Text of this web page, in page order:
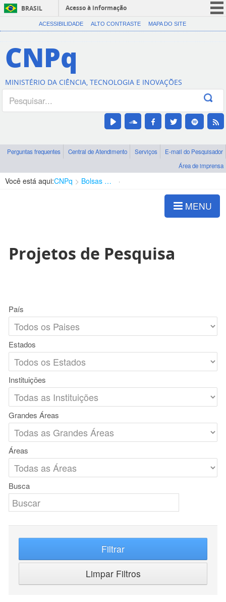
BRASIL
Acesso à informação
CORONAVÍRUS (COVID-19)
Canais
ACESSIBILIDADE ALTO CONTRASTE MAPA DO SITE
CNPq
MINISTÉRIO DA CIÊNCIA, TECNOLOGIA E INOVAÇÕES
Perguntas frequentes Central de Atendimento Serviços
E-mail do Pesquisador
Área de imprensa
Você está aqui:CNPq Bolsas e Auxílios Vigentes
MENU
Projetos de Pesquisa
País
Estados
Instituições
Grandes Áreas
Áreas
Busca
Filtrar
Limpar Filtros